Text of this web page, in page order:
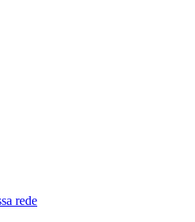
rede